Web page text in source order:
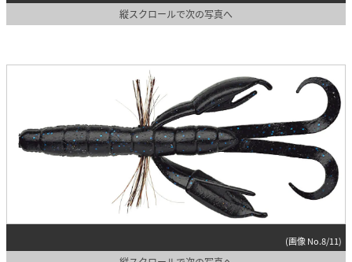
縦スクロールで次の写真へ
(画像 No.8/11)